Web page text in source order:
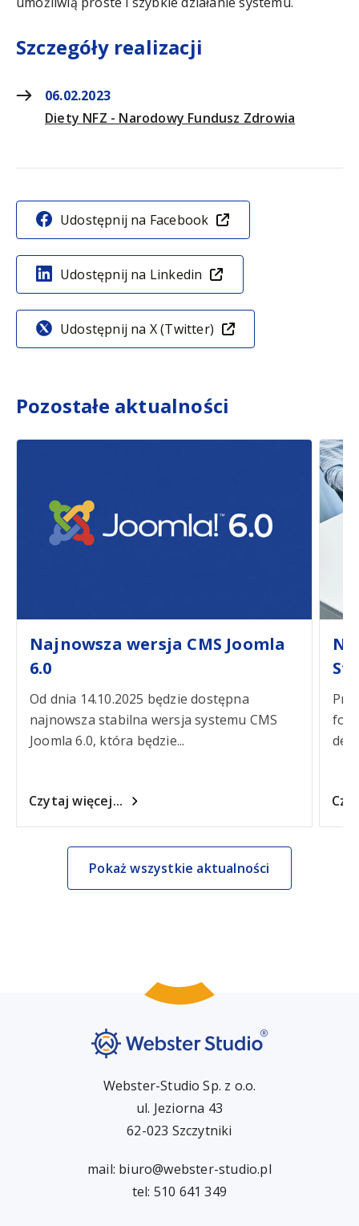
Szczegóły realizacji
06.02.2023
Diety NFZ - Narodowy Fundusz Zdrowia
Udostępnij na Facebook
Udostępnij na Linkedin
Udostępnij na X (Twitter)
Pozostałe aktualności
Najnowsza wersja CMS Joomla
6.0
Od dnia 14.10.2025 będzie dostępna
najnowsza stabilna wersja systemu CMS
Joomla 6.0, która będzie...
Czytaj więcej...
Pokaż wszystkie aktualności
Webster-Studio Sp. z o.o.
ul. Jeziorna 43
62-023 Szczytniki
mail: biuro@webster-studio.pl
tel: 510 641 349